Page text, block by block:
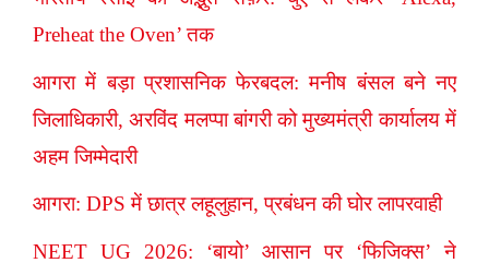
Preheat the Oven’ तक
आगरा में बड़ा प्रशासनिक फेरबदल: मनीष बंसल बने नए
जिलाधिकारी, अरविंद मलप्पा बांगरी को मुख्यमंत्री कार्यालय में
अहम जिम्मेदारी
आगरा: DPS में छात्र लहूलुहान, प्रबंधन की घोर लापरवाही
NEET UG 2026: ‘बायो’ आसान पर ‘फिजिक्स’ ने